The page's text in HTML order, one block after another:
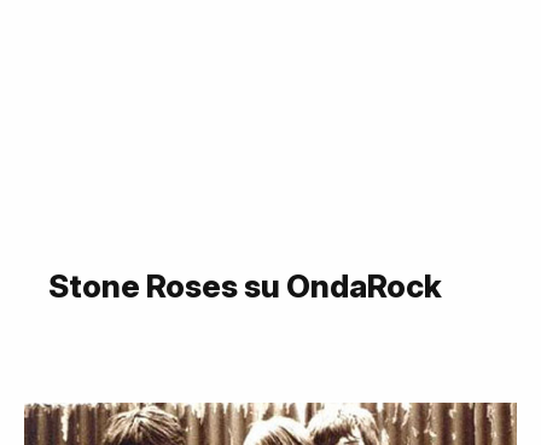
Stone Roses su OndaRock